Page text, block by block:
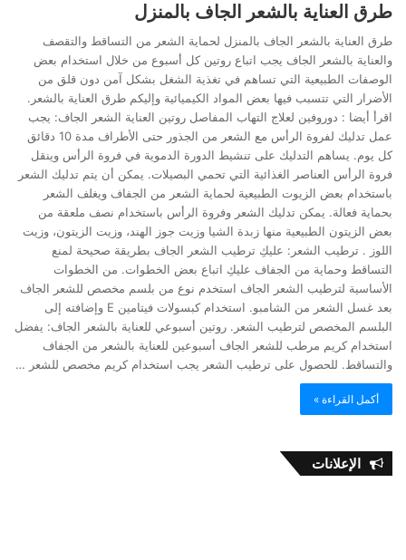
طرق العناية بالشعر الجاف بالمنزل
طرق العناية بالشعر الجاف بالمنزل لحماية الشعر من التساقط والتقصف
والعناية بالشعر الجاف يجب اتباع روتين كل أسبوع من خلال استخدام بعض
الوصفات الطبيعية التي تساهم في تغذية الشغل بشكل آمن دون قلق من
الأضرار التي تتسبب فيها بعض المواد الكيميائية وإليكم طرق العناية بالشعر.
اقرأ أيضا : دوروفين لعلاج التهاب المفاصل روتين العناية الشعر الجاف: يجب
عمل تدليك لفروة الرأس مع الشعر من الجذور حتى الأطراف مدة 10 دقائق
كل يوم. يساهم التدليك على تنشيط الدورة الدموية في فروة الرأس وينقل
فروة الرأس العناصر الغذائية التي تحمي البصيلات. يمكن أن يتم تدليك الشعر
باستخدام بعض الزيوت الطبيعية لحماية الشعر من الجفاف ويغلف الشعر
بحماية فعالة. يمكن تدليك الشعر وفروة الرأس باستخدام نصف ملعقة من
بعض الزيتون الطبيعية منها زبدة الشيا وزيت جوز الهند، وزيت الزيتون، وزيت
اللوز . ترطيب الشعر: عليكِ ترطيب الشعر الجاف بطريقة صحيحة لمنع
التساقط وحماية من الجفاف عليكِ اتباع بعض الخطوات. من الخطوات
الأساسية لترطيب الشعر الجاف استخدم نوع من بلسم مخصص للشعر الجاف
بعد غسل الشعر من الشامبو. استخدام كبسولات فيتامين E وإضافته إلى
البلسم المخصص لترطيب الشعر. روتين أسبوعي للعناية بالشعر الجاف: يفضل
استخدام كريم مرطب للشعر الجاف أسبوعين للعناية بالشعر من الجفاف
والتساقط. للحصول على ترطيب الشعر يجب استخدام كريم مخصص للشعر …
أكمل القراءة »
الإعلانات